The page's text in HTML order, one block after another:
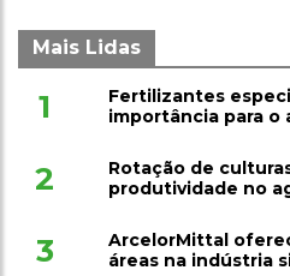
Mais Lidas
1
Fertilizantes
importância para o
2
Rotação de
produtividade no
3
ArcelorMittal
áreas na indústria